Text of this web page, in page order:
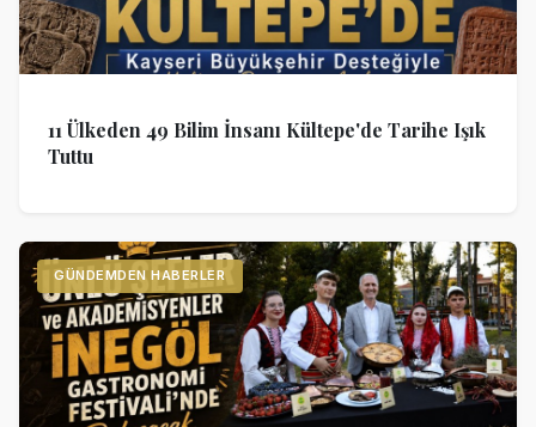
11 Ülkeden 49 Bilim İnsanı Kültepe'de Tarihe Işık
Tuttu
GÜNDEMDEN HABERLER